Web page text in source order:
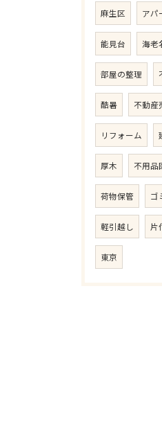
麻生区 アパ
能見台 海老
部屋の整理
酷暑 不動産
リフォーム
厚木 不用品
荷物保管 ゴ
軽引越し 片
東京